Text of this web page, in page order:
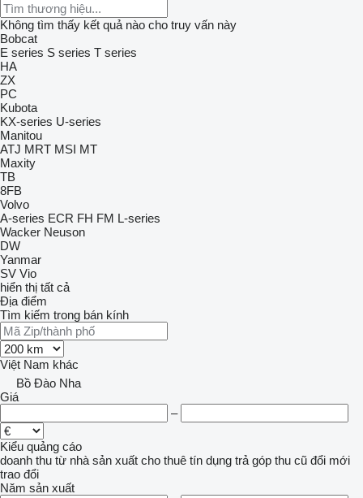
Không tìm thấy kết quả nào cho truy vấn này
Bobcat
E series S series T series
HA
ZX
PC
Kubota
KX-series U-series
Manitou
ATJ MRT MSI MT
Maxity
TB
8FB
Volvo
A-series ECR FH FM L-series
Wacker Neuson
DW
Yanmar
SV Vio
hiển thị tất cả
Địa điểm
Tìm kiếm trong bán kính
Việt Nam khác
Bồ Đào Nha
Giá
–
Kiểu quảng cáo
doanh thu từ nhà sản xuất cho thuê tín dụng trả góp thu cũ đổi mới
trao đổi
Năm sản xuất